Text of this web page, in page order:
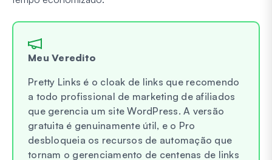
Meu Veredito
Pretty Links é o cloak de links que recomendo
a todo profissional de marketing de afiliados
que gerencia um site WordPress. A versão
gratuita é genuinamente útil, e o Pro
desbloqueia os recursos de automação que
tornam o gerenciamento de centenas de links